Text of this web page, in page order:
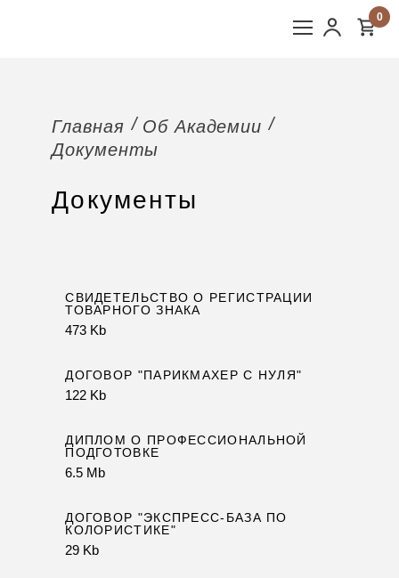
0
Главная
Об Академии
Документы
Документы
СВИДЕТЕЛЬСТВО О РЕГИСТРАЦИИ
ТОВАРНОГО ЗНАКА
473 Kb
ДОГОВОР "ПАРИКМАХЕР С НУЛЯ"
122 Kb
ДИПЛОМ О ПРОФЕССИОНАЛЬНОЙ
ПОДГОТОВКЕ
6.5 Mb
ДОГОВОР "ЭКСПРЕСС-БАЗА ПО
КОЛОРИСТИКЕ"
29 Kb